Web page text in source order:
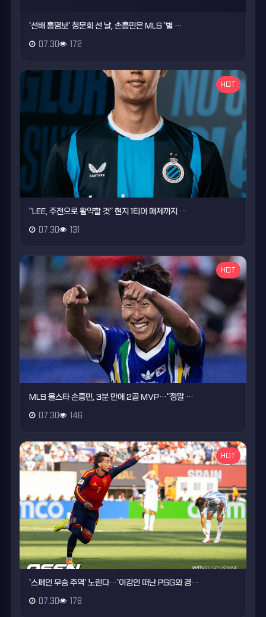
'선배 홍명보' 청문회 선 날, 손흥민은 MLS '별 …
07.30 172
HOT
"LEE, 주전으로 활약할 것" 현지 1티어 매체까지 …
07.30 131
HOT
MLS 올스타 손흥민, 3분 만에 2골 MVP…"정말 …
07.30 146
HOT
'스페인 우승 주역' 노린다…'이강인 떠난 PSG와 경…
07.30 178